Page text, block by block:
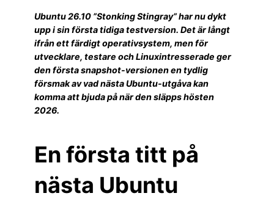
Ubuntu 26.10 ”Stonking Stingray” har nu dykt
upp i sin första tidiga testversion. Det är långt
ifrån ett färdigt operativsystem, men för
utvecklare, testare och Linuxintresserade ger
den första snapshot-versionen en tydlig
försmak av vad nästa Ubuntu-utgåva kan
komma att bjuda på när den släpps hösten
2026.
En första titt på
nästa Ubuntu